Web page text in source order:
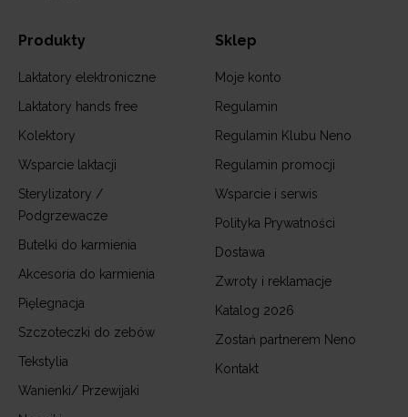
Produkty
Laktatory elektroniczne
Laktatory hands free
Kolektory
Wsparcie laktacji
Sterylizatory /
Podgrzewacze
Butelki do karmienia
Akcesoria do karmienia
Pięlegnacja
Szczoteczki do zebów
Tekstylia
Wanienki/ Przewijaki
Sklep
Moje konto
Regulamin
Regulamin Klubu Neno
Regulamin promocji
Wsparcie i serwis
Polityka Prywatności
Dostawa
Zwroty i reklamacje
Katalog 2026
Zostań partnerem Neno
Kontakt